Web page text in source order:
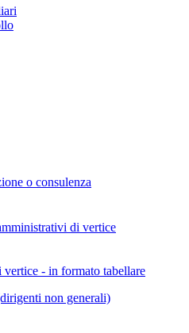
o consulenza
di vertice
- in formato tabellare
non generali)